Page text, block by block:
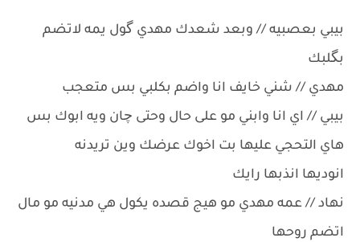
بيبي بعصبيه // وبعد شعدك مهدي گول يمه لاتضم
بگلبك
مهدي // شني خايف انا واضم بكلبي بس متعجب
بيبي // اي انا وابني مو على حال وحتى چان ويه ابوك بس
هاي التحجي عليها بت اخوك عرضك وين تريدنه
انوديها انذبها رايك
نهاد // عمه مهدي مو هيج قصده يكول هي مدنيه مو مال
اتضم روحها